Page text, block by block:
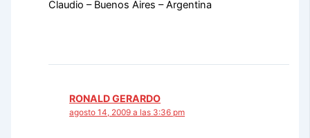
Claudio – Buenos Aires – Argentina
RONALD GERARDO
agosto 14, 2009 a las 3:36 pm